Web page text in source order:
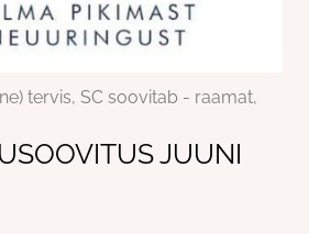
tervis, SC soovitab - raamat,
JUUNI